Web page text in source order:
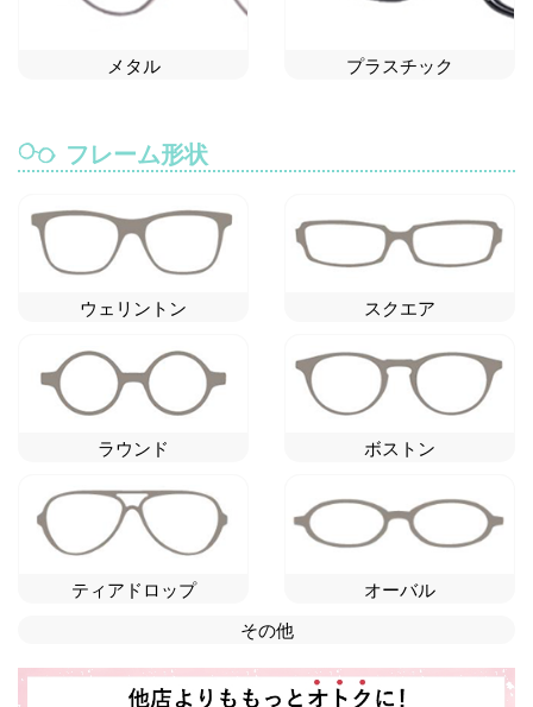
メタル プラスチック
フレーム形状
ウェリントン スクエア
ラウンド ボストン
ティアドロップ
オーバル
その他